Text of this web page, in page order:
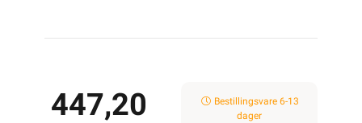
447,20
Bestillingsvare 6-13
dager